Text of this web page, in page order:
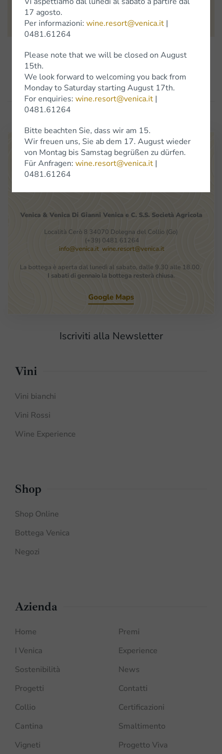
questo meraviglioso progetto.
Venica & Venica Di Gianni Venica e C. S.S. Società Agricola
Località Cerò 8 34070 Dolegna del Collio (Go)
(+39) 0481 61264
info@venica.it wine.resort@venica.it
La bottega è aperta dal lunedì al sabato, dalle 9.30 alle 18.00.
I sabati di gennaio la bottega resterà chiusa.
Google Maps
Iscriviti alla Newsletter
Vini
Vini bianchi
Vini Rossi
Wine Experience
Shop
Shop Online
Bottega Venica
Negozi
Azienda
Home
I Venica
Sostenibilità
Progetti
Collio
Cantina
Vigneti
Premi
Experience
News
Contatti
Certificazioni
Smaltimento
Progetto Viva
17 agosto.
Per informazioni: wine.resort@venica.it |
0481.61264
Please note that we will be closed on August
15th.
We look forward to welcoming you back from
Monday to Saturday starting August 17th.
For enquiries: wine.resort@venica.it |
0481.61264
Bitte beachten Sie, dass wir am 15.
Wir freuen uns, Sie ab dem 17. August wieder
von Montag bis Samstag begrüßen zu dürfen.
Für Anfragen: wine.resort@venica.it |
0481.61264